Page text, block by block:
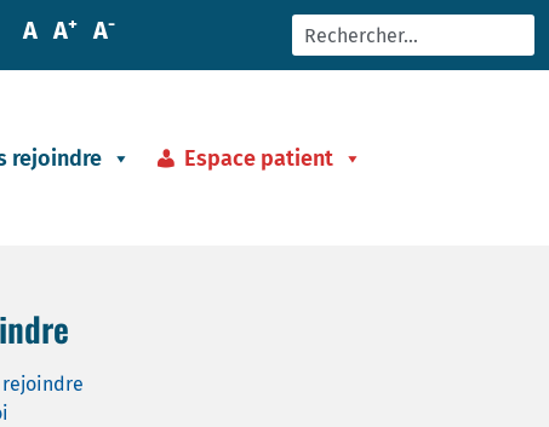
A A+ A-
rejoindre Espace patient
rejoindre